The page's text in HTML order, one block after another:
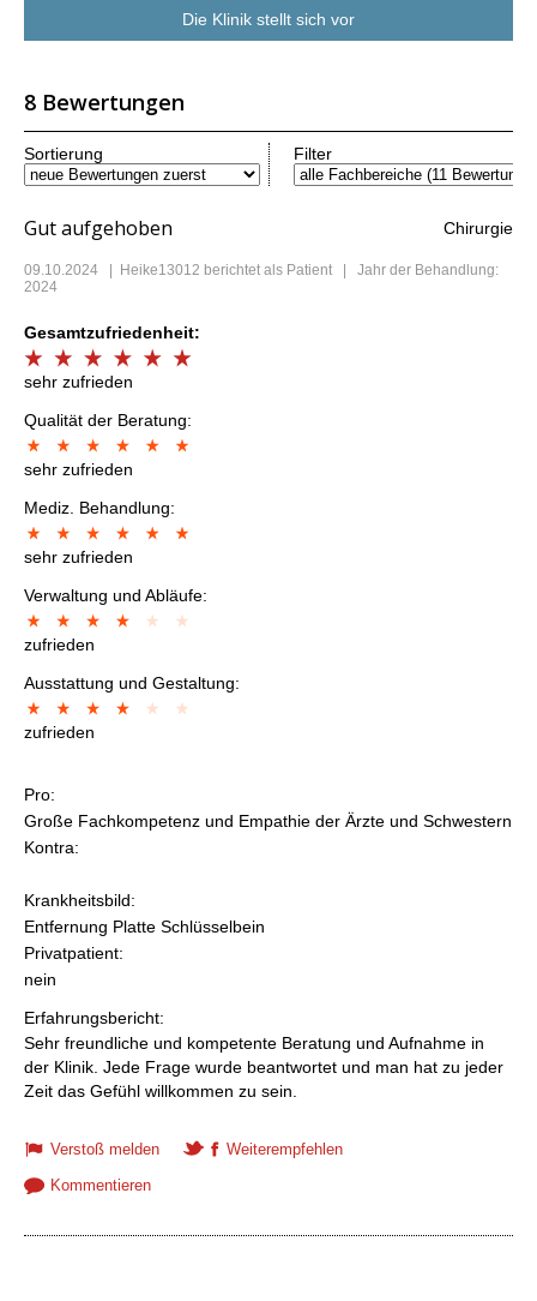
Die Klinik stellt sich vor
8 Bewertungen
Sortierung Filter
Gut aufgehoben Chirurgie
09.10.2024 Heike13012 berichtet als Patient | Jahr der Behandlung:
2024
Gesamtzufriedenheit:
sehr zufrieden
Qualität der Beratung:
sehr zufrieden
Mediz. Behandlung:
sehr zufrieden
Verwaltung und Abläufe:
zufrieden
Ausstattung und Gestaltung:
zufrieden
Pro:
Große Fachkompetenz und Empathie der Ärzte und Schwestern
Kontra:
Krankheitsbild:
Entfernung Platte Schlüsselbein
Privatpatient:
nein
Erfahrungsbericht:
Sehr freundliche und kompetente Beratung und Aufnahme in
der Klinik. Jede Frage wurde beantwortet und man hat zu jeder
Zeit das Gefühl willkommen zu sein.
Verstoß melden
Weiterempfehlen
Kommentieren